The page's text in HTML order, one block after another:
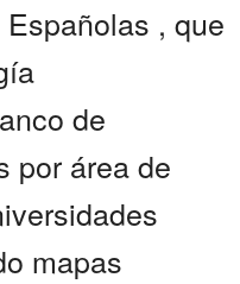
, que
de
por área de
mapas